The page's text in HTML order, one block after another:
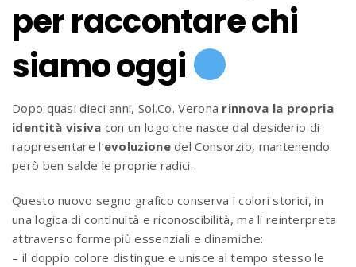
per raccontare chi
siamo oggi
Dopo quasi dieci anni, Sol.Co. Verona rinnova la propria
identità visiva con un logo che nasce dal desiderio di
rappresentare l’evoluzionedel Consorzio, mantenendo
però ben salde le proprie radici.
Questo nuovo segno grafico conserva i colori storici, in
una logica di continuità e riconoscibilità, ma li reinterpreta
attraverso forme più essenziali e dinamiche:
– il doppio colore distingue e unisce al tempo stesso le